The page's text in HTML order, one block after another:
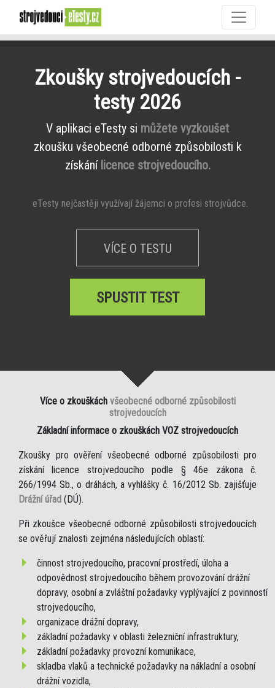
Zkoušky strojvedoucích -
testy 2026
V aplikaci eTesty si můžete vyzkoušet
zkoušku všeobecné odborné způsobilosti k
získání licence strojvedoucího.
eTesty nejčastěji využívají žájemci o profesi strojvůdce.
VÍCE O TESTU
SPUSTIT TEST
Více o zkouškách všeobecné odborné způsobilosti
strojvedoucích
Základní informace o zkouškách VOZ strojvedoucích
Zkoušky pro ověření všeobecné odborné způsobilosti pro
získání licence strojvedoucího podle § 46e zákona č.
266/1994 Sb., o dráhách, a vyhlášky č. 16/2012 Sb. zajišťuje
Drážní úřad (DÚ).
Při zkoušce všeobecné odborné způsobilosti strojvedoucích
se ověřují znalosti zejména následujících oblastí:
činnost strojvedoucího, pracovní prostředí, úloha a
odpovědnost strojvedoucího během provozování drážní
dopravy, osobní a zvláštní požadavky vyplývající z povinností
strojvedoucího,
organizace drážní dopravy,
základní požadavky v oblasti železniční infrastruktury,
základní požadavky provozní komunikace,
skladba vlaků a technické požadavky na nákladní a osobní
drážní vozidla,